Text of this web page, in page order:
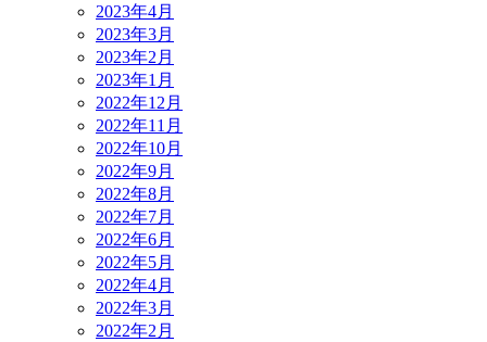
2023年4月
2023年3月
2023年2月
2023年1月
2022年12月
2022年11月
2022年10月
2022年9月
2022年8月
2022年7月
2022年6月
2022年5月
2022年4月
2022年3月
2022年2月